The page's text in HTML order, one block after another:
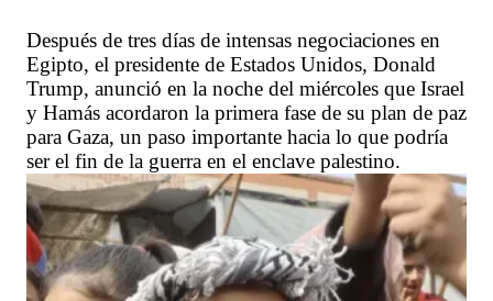
Después de tres días de intensas negociaciones en
Egipto, el presidente de Estados Unidos, Donald
Trump, anunció en la noche del miércoles que Israel
y Hamás acordaron la primera fase de su plan de paz
para Gaza, un paso importante hacia lo que podría
ser el fin de la guerra en el enclave palestino.